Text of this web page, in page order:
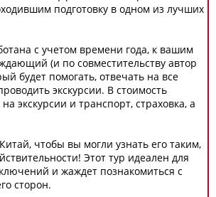
подготовку в одном из лучших
с учетом времени года, к вашим
(и по совместительству автор
будет помогать, отвечать на все
экскурсии. В стоимость
экскурсии и транспорт, страховка, а
чтобы вы могли узнать его таким,
Этот тур идеален для
и жаждет познакомиться с
сторон.